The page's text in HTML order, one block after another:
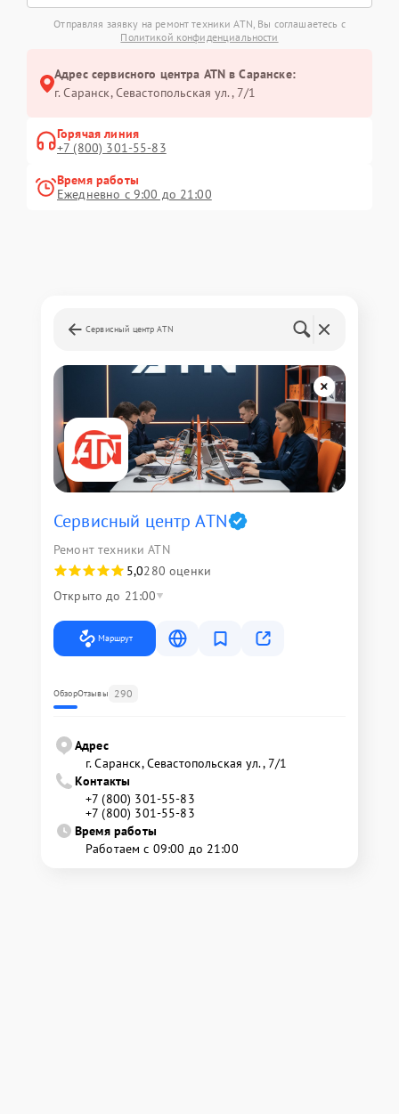
Отправляя заявку на ремонт техники ATN, Вы соглашаетесь с
Политикой конфиденциальности
Адрес сервисного центра ATN в Саранске:
г. Саранск, Севастопольская ул., 7/1
Горячая линия
+7 (800) 301-55-83
Время работы
Ежедневно с 9:00 до 21:00
Сервисный центр ATN
Сервисный центр ATN
Ремонт техники ATN
5,0280 оценки
Открыто до 21:00
Маршрут
ОбзорОтзывы 290
Адрес
г. Саранск, Севастопольская ул., 7/1
Контакты
+7 (800) 301-55-83
+7 (800) 301-55-83
Время работы
Работаем с 09:00 до 21:00